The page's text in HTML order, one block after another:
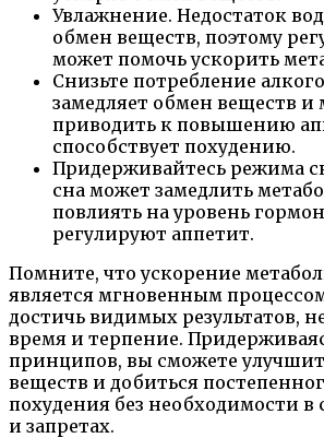
Увлажнение. Недостаток
обмен веществ, поэтому
может помочь ускорить
Снизьте потребление
замедляет обмен веществ и
приводить к повышению
способствует похудению.
Придерживайтесь режима
сна может замедлить
повлиять на уровень
регулируют аппетит.
Помните, что ускорение
является мгновенным
достичь видимых результатов,
время и терпение.
принципов, вы сможете
веществ и добиться
похудения без необходимости в
и запретах.